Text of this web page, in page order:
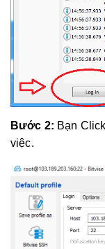
Bước 2: Bạn
việc.